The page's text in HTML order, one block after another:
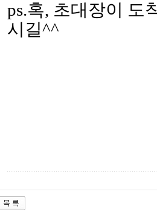
ps.혹, 초대장이 도
시길^^